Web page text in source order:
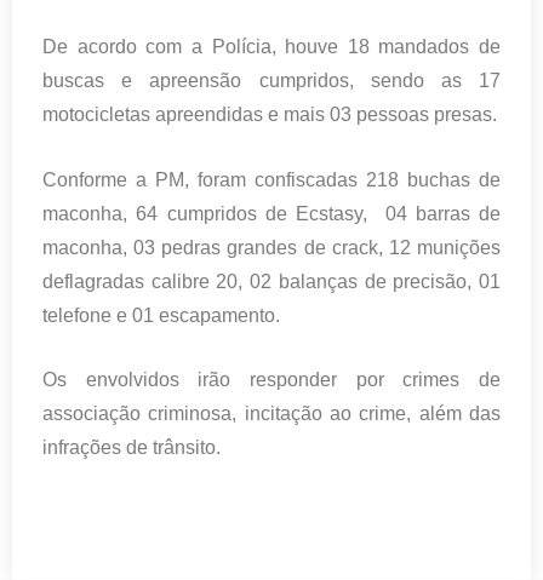
De acordo com a Polícia, houve 18 mandados de
buscas e apreensão cumpridos, sendo as 17
motocicletas apreendidas e mais 03 pessoas presas.
Conforme a PM, foram confiscadas 218 buchas de
maconha, 64 cumpridos de Ecstasy, 04 barras de
maconha, 03 pedras grandes de crack, 12 munições
deflagradas calibre 20, 02 balanças de precisão, 01
telefone e 01 escapamento.
Os envolvidos irão responder por crimes de
associação criminosa, incitação ao crime, além das
infrações de trânsito.